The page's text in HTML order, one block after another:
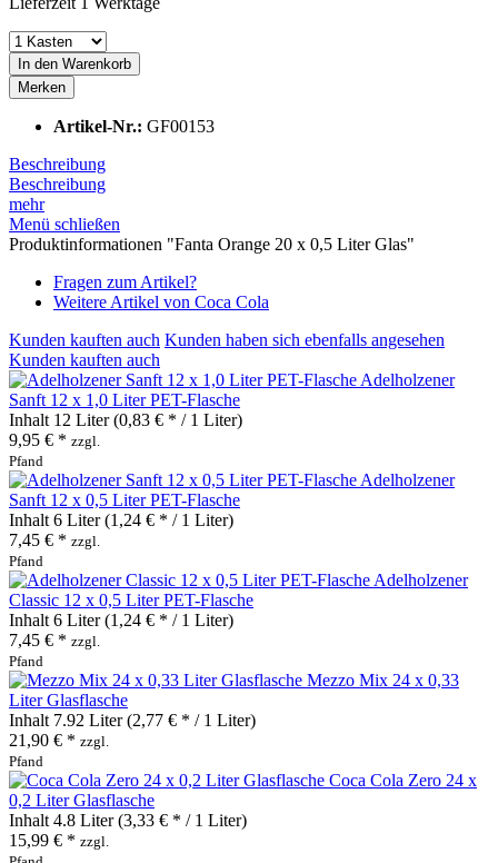
In den Warenkorb
Merken
Artikel-Nr.: GF00153
Beschreibung
Beschreibung
mehr
Menü schließen
Produktinformationen "Fanta Orange 20 x 0,5 Liter Glas"
Fragen zum Artikel?
Weitere Artikel von Coca Cola
Kunden kauften auch Kunden haben sich ebenfalls angesehen
Kunden kauften auch
Adelholzener
Sanft 12 x 1,0 Liter PET-Flasche
Inhalt 12 Liter(0,83 € * / 1 Liter)
9,95 € * zzgl.
Pfand
Adelholzener
Sanft 12 x 0,5 Liter PET-Flasche
Inhalt 6 Liter(1,24 € * / 1 Liter)
7,45 € * zzgl.
Pfand
Adelholzener
Classic 12 x 0,5 Liter PET-Flasche
Inhalt 6 Liter(1,24 € * / 1 Liter)
7,45 € * zzgl.
Pfand
Mezzo Mix 24 x 0,33
Liter Glasflasche
Inhalt 7.92 Liter(2,77 € * / 1 Liter)
21,90 € * zzgl.
Pfand
Coca Cola Zero 24 x
0,2 Liter Glasflasche
Inhalt 4.8 Liter(3,33 € * / 1 Liter)
15,99 € * zzgl.